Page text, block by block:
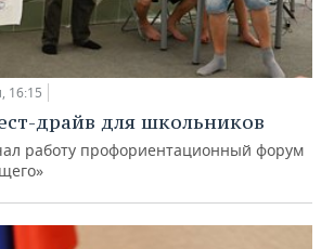
16:15
драйв для школьников
работу профориентационный форум